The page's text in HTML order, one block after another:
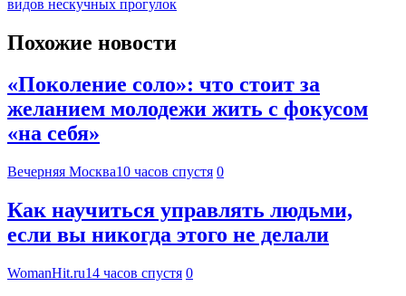
видов нескучных прогулок
Похожие новости
«Поколение соло»: что стоит за
желанием молодежи жить с фокусом
«на себя»
Вечерняя Москва10 часов спустя 0
Как научиться управлять людьми,
если вы никогда этого не делали
WomanHit.ru14 часов спустя 0